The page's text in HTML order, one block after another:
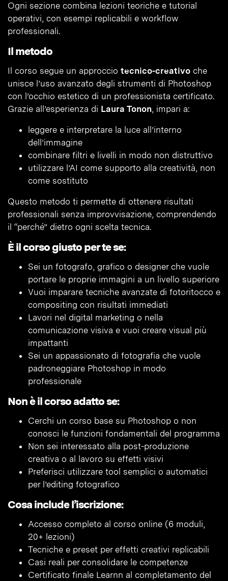
Ogni sezione combina lezioni teoriche e tutorial
operativi, con esempi replicabili e workflow
professionali.
Il metodo
Il corso segue un approccio tecnico-creativo che
unisce l’uso avanzato degli strumenti di Photoshop
con l’occhio estetico di un professionista certificato.
Grazie all’esperienza di Laura Tonon, impari a:
leggere e interpretare la luce all’interno
dell’immagine
combinare filtri e livelli in modo non distruttivo
utilizzare l’AI come supporto alla creatività, non
come sostituto
Questo metodo ti permette di ottenere risultati
professionali senza improvvisazione, comprendendo
il “perché” dietro ogni scelta tecnica.
È il corso giusto per te se:
Sei un fotografo, grafico o designer che vuole
portare le proprie immagini a un livello superiore
Vuoi imparare tecniche avanzate di fotoritocco e
compositing con risultati immediati
Lavori nel digital marketing o nella
comunicazione visiva e vuoi creare visual più
impattanti
Sei un appassionato di fotografia che vuole
padroneggiare Photoshop in modo
professionale
Non è il corso adatto se:
Cerchi un corso base su Photoshop o non
conosci le funzioni fondamentali del programma
Non sei interessato alla post-produzione
creativa o al lavoro su effetti visivi
Preferisci utilizzare tool semplici o automatici
per l’editing fotografico
Cosa include l’iscrizione:
Accesso completo al corso online (6 moduli,
20+ lezioni)
Tecniche e preset per effetti creativi replicabili
Casi reali per consolidare le competenze
Certificato finale Learnn al completamento del